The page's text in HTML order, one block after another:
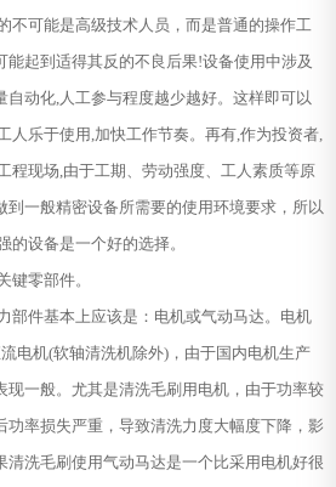
不可能是高级技术人员，而是普通的操作工
能起到适得其反的不良后果!设备使用中涉及
动化,人工参与程度越少越好。这样即可以
人乐于使用,加快工作节奏。再有,作为投资者,
程现场,由于工期、劳动强度、工人素质等原
到一般精密设备所需要的使用环境要求，所以
的设备是一个好的选择。
键零部件。
部件基本上应该是：电机或气动马达。电机
电机(软轴清洗机除外)，由于国内电机生产
现一般。尤其是清洗毛刷用电机，由于功率较
功率损失严重，导致清洗力度大幅度下降，影
清洗毛刷使用气动马达是一个比采用电机好很